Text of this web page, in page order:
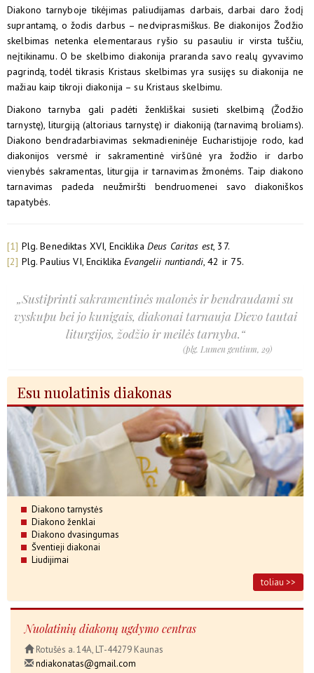
Diakono tarnyboje tikėjimas paliudijamas darbais, darbai daro žodį
suprantamą, o žodis darbus – nedviprasmiškus. Be diakonijos Žodžio
skelbimas netenka elementaraus ryšio su pasauliu ir virsta tuščiu,
neįtikinamu. O be skelbimo diakonija praranda savo realų gyvavimo
pagrindą, todėl tikrasis Kristaus skelbimas yra susijęs su diakonija ne
mažiau kaip tikroji diakonija – su Kristaus skelbimu.
Diakono tarnyba gali padėti ženkliškai susieti skelbimą (Žodžio
tarnystę), liturgiją (altoriaus tarnystę) ir diakoniją (tarnavimą broliams).
Diakono bendradarbiavimas sekmadieninėje Eucharistijoje rodo, kad
diakonijos versmė ir sakramentinė viršūnė yra žodžio ir darbo
vienybės sakramentas, liturgija ir tarnavimas žmonėms. Taip diakono
tarnavimas padeda neužmiršti bendruomenei savo diakoniškos
tapatybės.
[1] Plg. Benediktas XVI, Enciklika Deus Caritas est, 37.
[2] Plg. Paulius VI, EnciklikaEvangelii nuntiandi, 42 ir 75.
„Sustiprinti sakramentinės malonės ir bendraudami su
vyskupu bei jo kunigais, diakonai tarnauja Dievo tautai
liturgijos, žodžio ir meilės tarnyba.“
(plg. Lumen gentium, 29)
Esu nuolatinis diakonas
Diakono tarnystės
Diakono ženklai
Diakono dvasingumas
Šventieji diakonai
Liudijimai
toliau >>
Nuolatinių diakonų ugdymo centras
Rotušės a. 14A, LT-44279 Kaunas
ndiakonatas@gmail.com